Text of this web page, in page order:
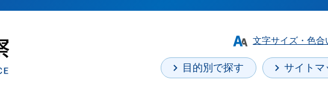
文字サイズ・色合
目的別で探す サイトマ